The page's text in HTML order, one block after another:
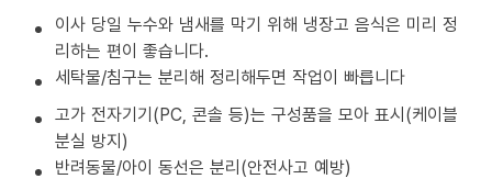
이사 당일 누수와 냄새를 막기 위해 냉장고 음식은 미리 정
리하는 편이 좋습니다.
세탁물/침구는 분리해 정리해두면 작업이 빠릅니다
고가 전자기기(PC, 콘솔 등)는 구성품을 모아 표시(케이블
분실 방지)
반려동물/아이 동선은 분리(안전사고 예방)